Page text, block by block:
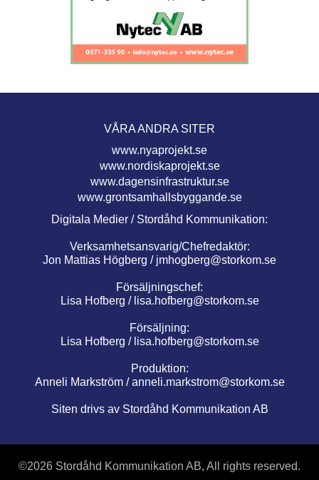
VÅRA ANDRA SITER
www.nyaprojekt.se
www.nordiskaprojekt.se
www.dagensinfrastruktur.se
www.grontsamhallsbyggande.se
Digitala Medier / Stordåhd Kommunikation:
Verksamhetsansvarig/Chefredaktör:
Jon Mattias Högberg / jmhogberg@storkom.se
Försäljningschef:
Lisa Hofberg / lisa.hofberg@storkom.se
Försäljning:
Lisa Hofberg / lisa.hofberg@storkom.se
Produktion:
Anneli Markström /anneli.markstrom@storkom.se
Siten drivs av Stordåhd Kommunikation AB
©2026 Stordåhd Kommunikation AB, All rights reserved.